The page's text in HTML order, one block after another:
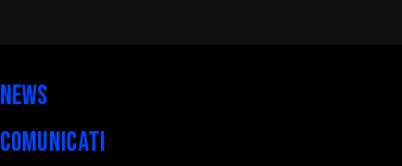
News
Comunicati